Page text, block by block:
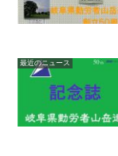
最近のニュース